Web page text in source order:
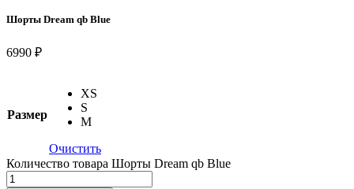
Шорты Dream qb Blue
6990 ₽
Размер
XS
S
M
Очистить
Количество товара Шорты Dream qb Blue